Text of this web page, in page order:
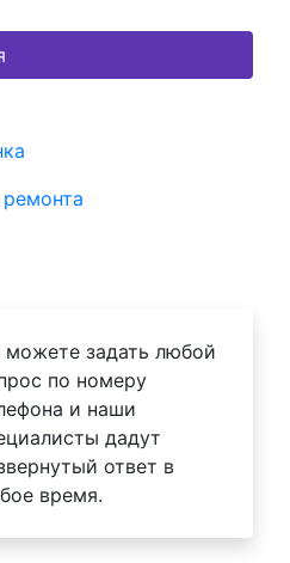
задать любой
по номеру
и наши
дадут
ответ в
время.